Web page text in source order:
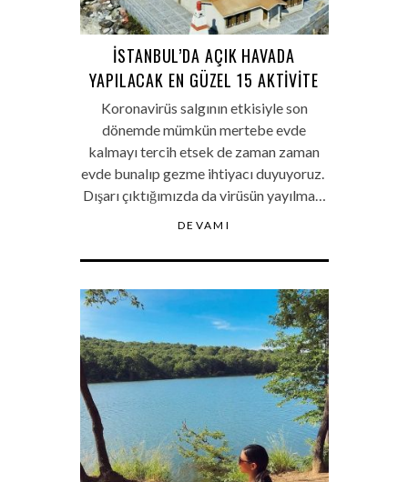
İSTANBUL’DA AÇIK HAVADA
YAPILACAK EN GÜZEL 15 AKTIVITE
Koronavirüs salgının etkisiyle son
dönemde mümkün mertebe evde
kalmayı tercih etsek de zaman zaman
evde bunalıp gezme ihtiyacı duyuyoruz.
Dışarı çıktığımızda da virüsün yayılma…
DEVAMI